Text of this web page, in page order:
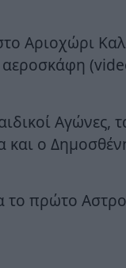
Αριοχώρι
αεροσκάφη
Αγώνες,
ο
το πρώτο